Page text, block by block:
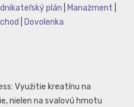
plán Manažment
Dovolenka
Využitie kreatínu na
nielen na svalovú hmotu